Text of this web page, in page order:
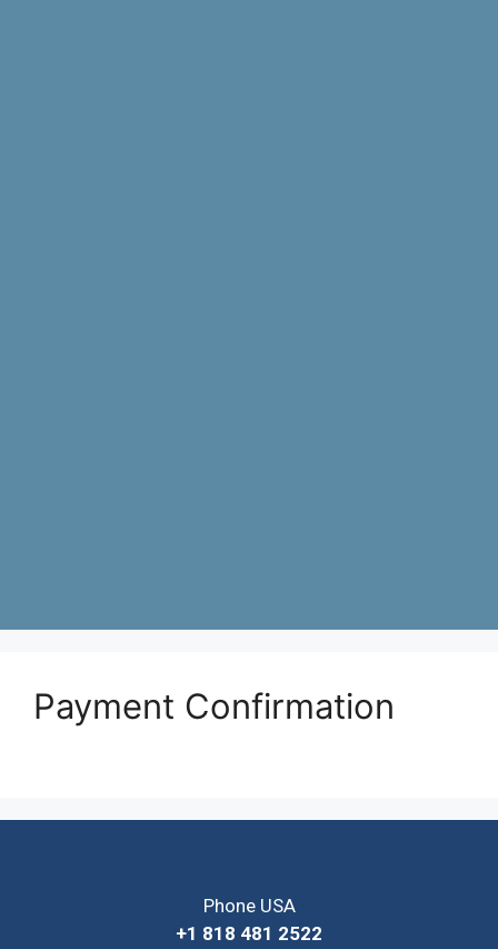
Payment Confirmation
Phone USA
+1 818 481 2522